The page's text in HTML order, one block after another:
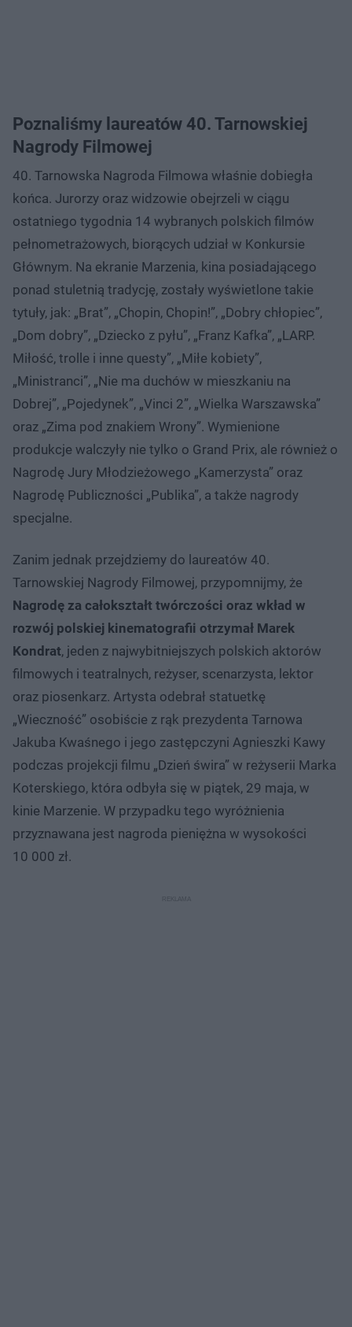
Poznaliśmy laureatów 40. Tarnowskiej
Nagrody Filmowej
40. Tarnowska Nagroda Filmowa właśnie dobiegła
końca. Jurorzy oraz widzowie obejrzeli w ciągu
ostatniego tygodnia 14 wybranych polskich filmów
pełnometrażowych, biorących udział w Konkursie
Głównym. Na ekranie Marzenia, kina posiadającego
ponad stuletnią tradycję, zostały wyświetlone takie
tytuły, jak: „Brat”, „Chopin, Chopin!”, „Dobry chłopiec”,
„Dom dobry”, „Dziecko z pyłu”, „Franz Kafka”, „LARP.
Miłość, trolle i inne questy”, „Miłe kobiety”,
„Ministranci”, „Nie ma duchów w mieszkaniu na
Dobrej”, „Pojedynek”, „Vinci 2”, „Wielka Warszawska”
oraz „Zima pod znakiem Wrony”. Wymienione
produkcje walczyły nie tylko o Grand Prix, ale również o
Nagrodę Jury Młodzieżowego „Kamerzysta” oraz
Nagrodę Publiczności „Publika”, a także nagrody
specjalne.
Zanim jednak przejdziemy do laureatów 40.
Tarnowskiej Nagrody Filmowej, przypomnijmy, że
Nagrodę za całokształt twórczości oraz wkład w
rozwój polskiej kinematografii otrzymał Marek
Kondrat, jeden z najwybitniejszych polskich aktorów
filmowych i teatralnych, reżyser, scenarzysta, lektor
oraz piosenkarz. Artysta odebrał statuetkę
„Wieczność” osobiście z rąk prezydenta Tarnowa
Jakuba Kwaśnego i jego zastępczyni Agnieszki Kawy
podczas projekcji filmu „Dzień świra” w reżyserii Marka
Koterskiego, która odbyła się w piątek, 29 maja, w
kinie Marzenie. W przypadku tego wyróżnienia
przyznawana jest nagroda pieniężna w wysokości
10 000 zł.